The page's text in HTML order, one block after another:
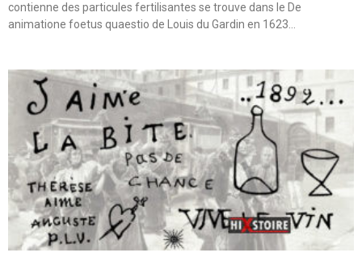
contienne des particules fertilisantes se trouve dans le De
animatione foetus quaestio de Louis du Gardin en 1623…